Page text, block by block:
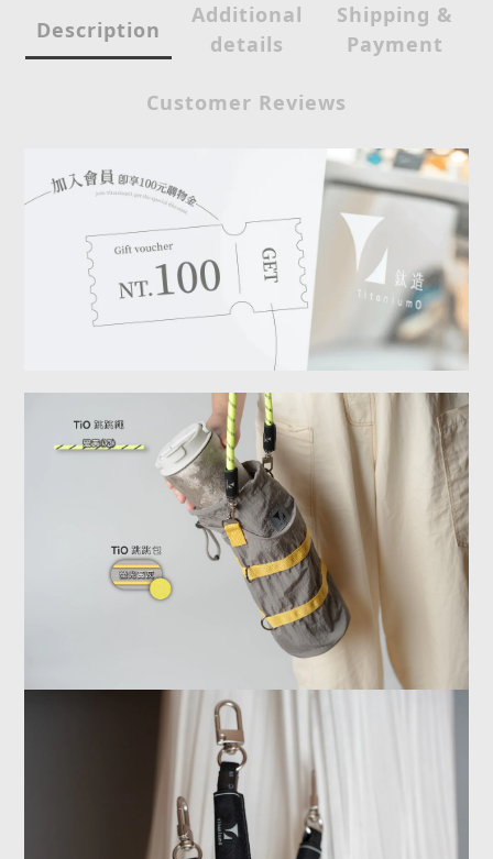
Description
Additional
details
Shipping &
Payment
Customer Reviews